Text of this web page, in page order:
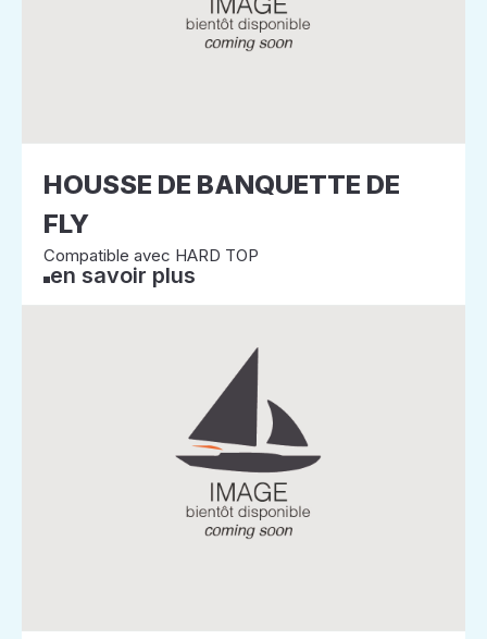
HOUSSE DE BANQUETTE DE
FLY
Compatible avec HARD TOP
en savoir plus